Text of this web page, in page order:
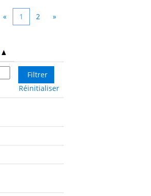
« 1 2 »
Réinitialiser